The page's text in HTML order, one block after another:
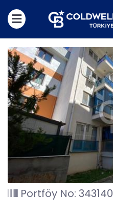
Portföy No: 343140